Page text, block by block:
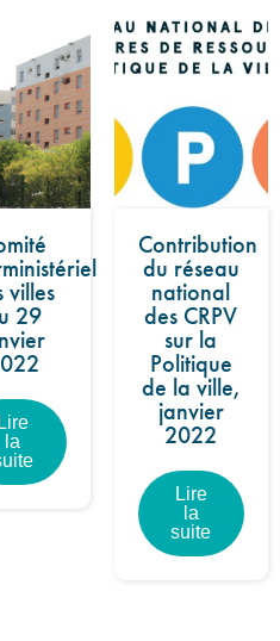
villes
29
Lire
la
Contribution
du réseau
national
des CRPV
sur la
Politique
de la ville,
janvier
2022
Lire
la
suite